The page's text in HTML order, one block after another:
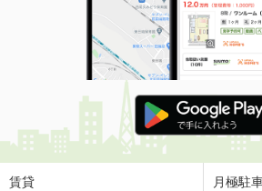
賃貸 月極駐